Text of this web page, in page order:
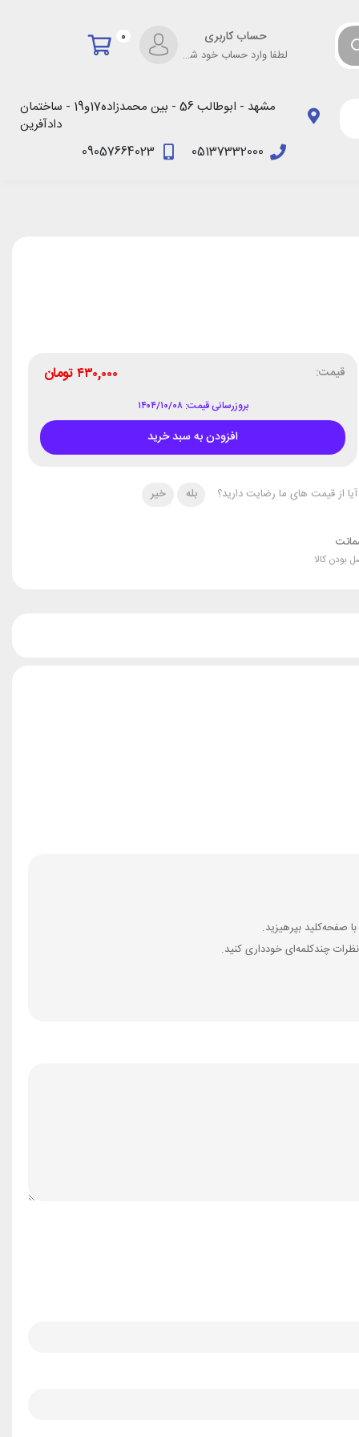
حساب کاربری
لطفا وارد حساب خود شوید!
0
مشهد - ابوطالب 56 - بین محمدزاده17و19 - ساختمان
دادآفرین
05137332000
09057664023
قیمت: تومان۴۳۰,۰۰۰
بروزرسانی قیمت: ۱۴۰۴/۱۰/۰۸
افزودن به سبد خرید
آیا از قیمت های ما رضایت دارید؟ بله خیر
بودن کالا
چندکلمه‌‌ای خودداری کنید.